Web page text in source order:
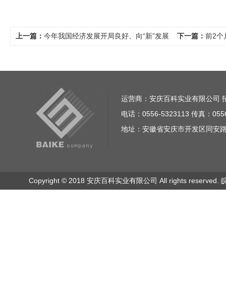
上一篇： 今年我国经济发展开局良好、向“新”发展 下一篇： 前2个
运营商：安庆百科实业有限公司
电话：0556-5323113 传真：
地址：安徽省安庆市开发区同安
Copyright © 2018 安庆百科实业有限公司 All rights reserved.